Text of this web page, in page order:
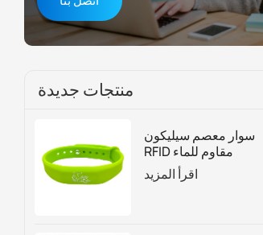
منتجات جديدة
سوار معصم سيليكون
RFID مقاوم للماء
للتحكم في الوصول
وإدارة العضوية
اقرأ المزيد